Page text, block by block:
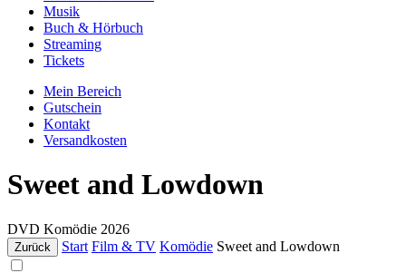
Musik
Buch & Hörbuch
Streaming
Tickets
Mein Bereich
Gutschein
Kontakt
Versandkosten
Sweet and Lowdown
DVD Komödie 2026
Zurück Start Film & TV Komödie Sweet and Lowdown